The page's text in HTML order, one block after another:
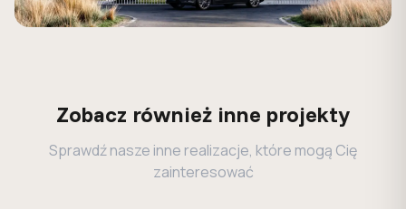
Zobacz również inne projekty
Sprawdź nasze inne realizacje, które mogą Cię
zainteresować